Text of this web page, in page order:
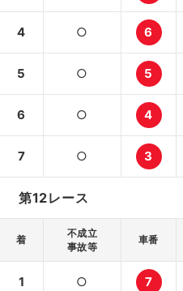
4 ○ 6
5 ○ 5
6 ○ 4
7 ○ 3
第12レース
着
不成立
事故等
車番
1 ○ 7